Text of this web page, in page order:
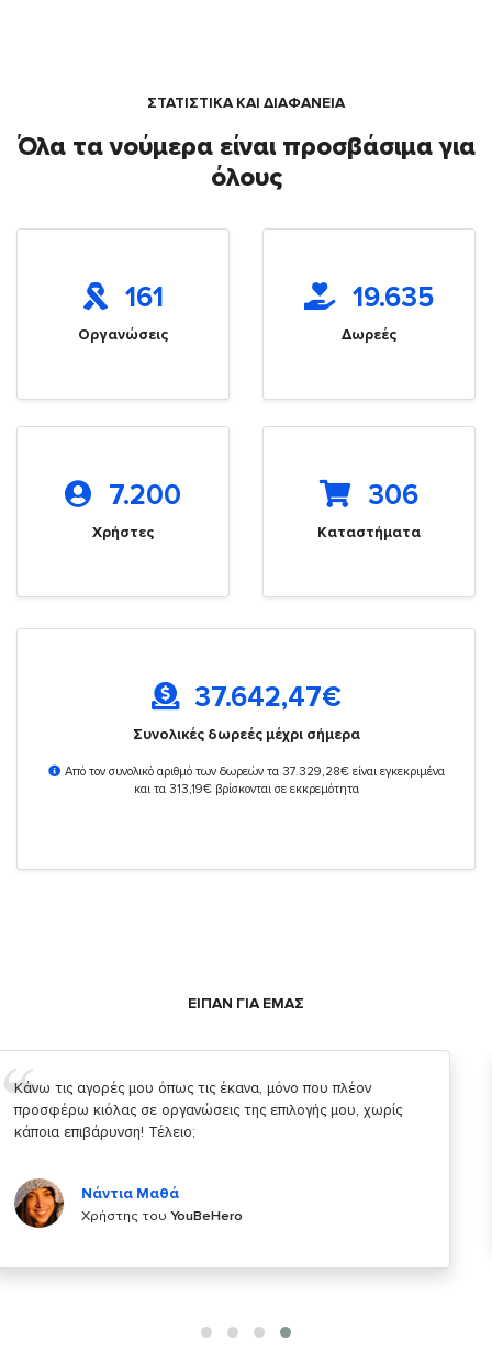
ΣΤΑΤΙΣΤΙΚΑ ΚΑΙ ΔΙΑΦΑΝΕΙΑ
Όλα τα νούμερα είναι προσβάσιμα για
όλους
161
Οργανώσεις
19.635
Δωρεές
7.200
Χρήστες
306
Καταστήματα
37.642,47€
Συνολικές δωρεές μέχρι σήμερα
Από τον συνολικό αριθμό των δωρεών τα 37.329,28€ είναι εγκεκριμένα
και τα 313,19€ βρίσκονται σε εκκρεμότητα
ΕΙΠΑΝ ΓΙΑ ΕΜΑΣ
Σας ευχαριστώ που μας δίνετε την δυνατότητα να κάνουμε
κάτι!
Χρήστης του